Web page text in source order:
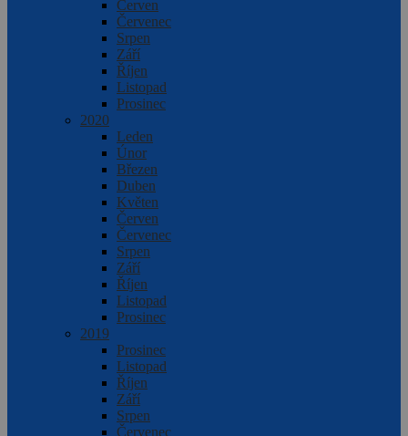
Červen
Červenec
Srpen
Září
Říjen
Listopad
Prosinec
2020
Leden
Únor
Březen
Duben
Květen
Červen
Červenec
Srpen
Září
Říjen
Listopad
Prosinec
2019
Prosinec
Listopad
Říjen
Září
Srpen
Červenec